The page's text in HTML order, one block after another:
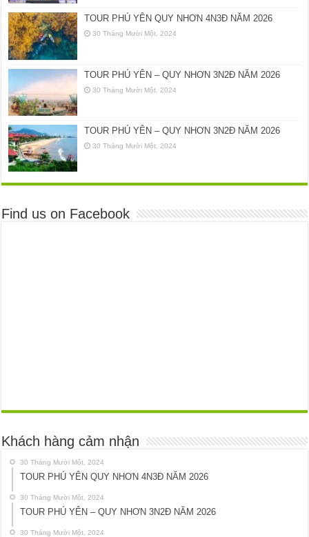
TOUR PHÚ YÊN QUY NHƠN 4N3Đ NĂM 2026
30 Tháng Mười Một, 2024
TOUR PHÚ YÊN – QUY NHƠN 3N2Đ NĂM 2026
30 Tháng Mười Một, 2024
TOUR PHÚ YÊN – QUY NHƠN 3N2Đ NĂM 2026
30 Tháng Mười Một, 2024
Find us on Facebook
Khách hàng cảm nhận
30 Tháng Mười Một, 2024
TOUR PHÚ YÊN QUY NHƠN 4N3Đ NĂM 2026
30 Tháng Mười Một, 2024
TOUR PHÚ YÊN – QUY NHƠN 3N2Đ NĂM 2026
30 Tháng Mười Một, 2024